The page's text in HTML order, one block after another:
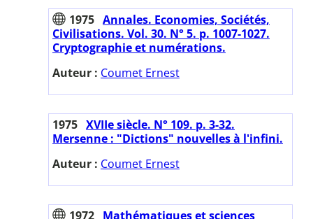
1975 Annales. Economies, Sociétés,
Civilisations. Vol. 30. N° 5. p. 1007-1027.
Cryptographie et numérations.
Auteur : Coumet Ernest
1975 XVIIe siècle. N° 109. p. 3-32.
Mersenne : "Dictions" nouvelles à l'infini.
Auteur : Coumet Ernest
1972 Mathématiques et sciences